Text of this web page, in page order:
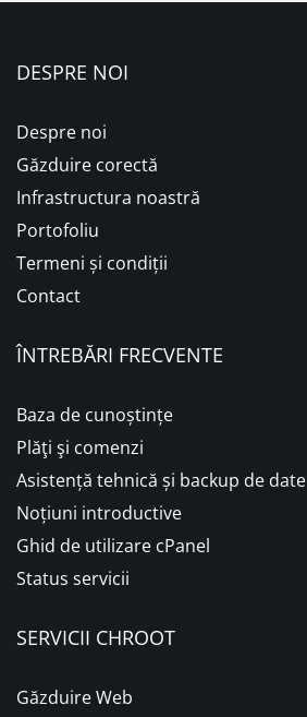
DESPRE NOI
Despre noi
Găzduire corectă
Infrastructura noastră
Portofoliu
Termeni și condiții
Contact
ÎNTREBĂRI FRECVENTE
Baza de cunoștințe
Plăţi şi comenzi
Asistență tehnică și backup de date
Noțiuni introductive
Ghid de utilizare cPanel
Status servicii
SERVICII CHROOT
Găzduire Web